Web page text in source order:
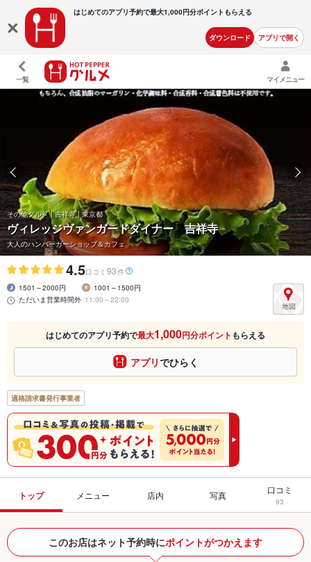
はじめてのアプリ予約で最大1,000円分ポイントもらえる
ダウンロード アプリで開く
一覧 マイメニュー
その他グルメ | 吉祥寺 | 東京都
ヴィレッジヴァンガードダイナー 吉祥寺
大人のハンバーガーショップ＆カフェ
4.5口コミ 93件
1501～2000円
1001～1500円
ただいま営業時間外 11:00～22:00
はじめてのアプリ予約で最大1,000円分ポイント もらえる
アプリでひらく
適格請求書発行事業者
トップ メニュー 店内 写真 口コミ
93
このお店はネット予約時にポイントがつかえます